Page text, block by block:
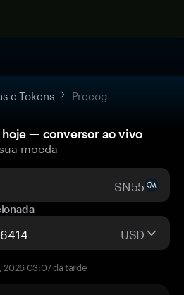
e Tokens Precog
hoje — conversor ao vivo
moeda
SN55
USD
2026 03:07 da tarde